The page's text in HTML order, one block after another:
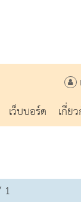
เว็บบอร์ด
เกี่ย
1